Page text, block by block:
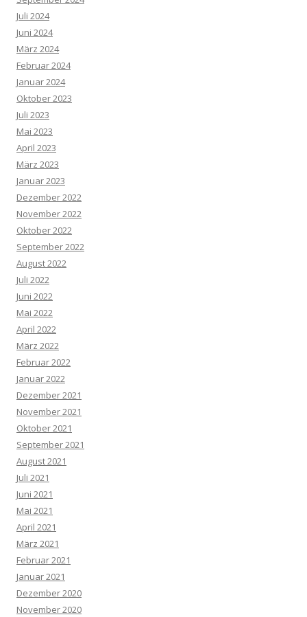
Juli 2024
Juni 2024
März 2024
Februar 2024
Januar 2024
Oktober 2023
Juli 2023
Mai 2023
April 2023
März 2023
Januar 2023
Dezember 2022
November 2022
Oktober 2022
September 2022
August 2022
Juli 2022
Juni 2022
Mai 2022
April 2022
März 2022
Februar 2022
Januar 2022
Dezember 2021
November 2021
Oktober 2021
September 2021
August 2021
Juli 2021
Juni 2021
Mai 2021
April 2021
März 2021
Februar 2021
Januar 2021
Dezember 2020
November 2020